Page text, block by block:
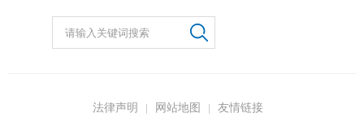
法律声明 网站地图 友情链接